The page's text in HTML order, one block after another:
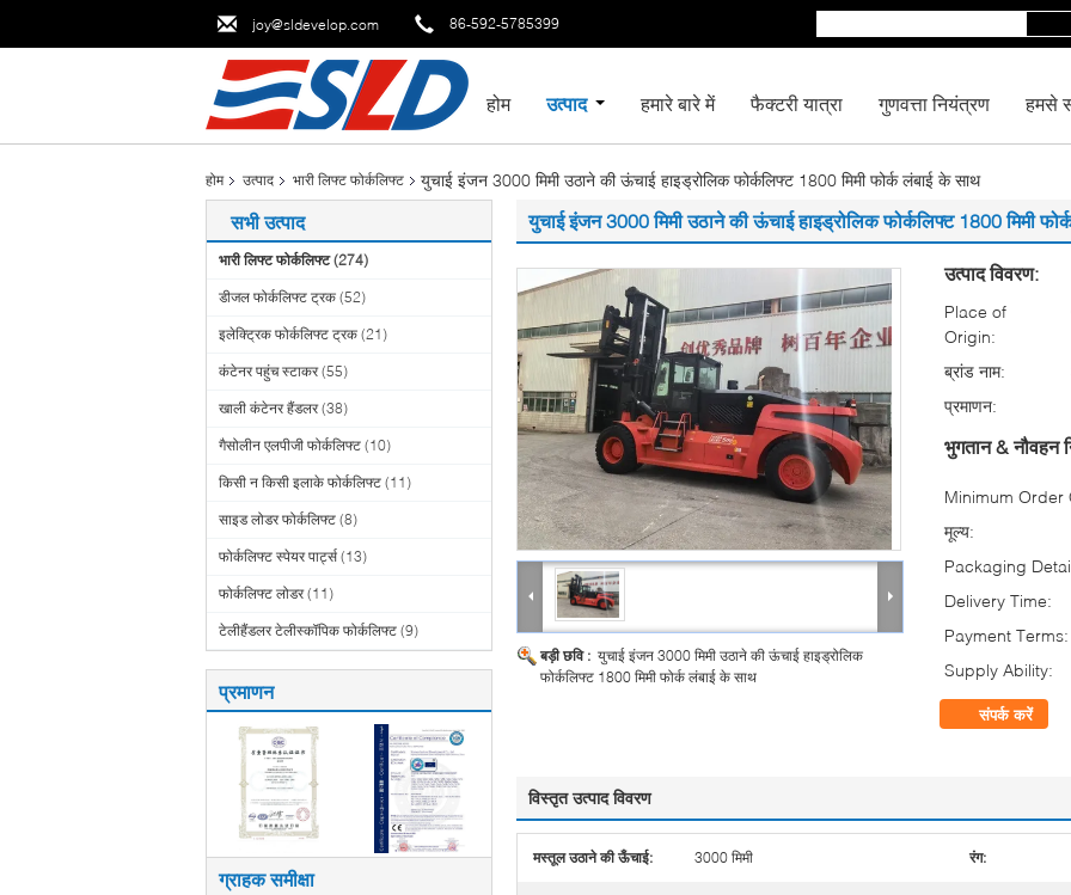
joy@sldevelop.com 86-592-5785399
होम उत्पाद हमारे बारे में फैक्टरी यात्रा गुणवत्ता नियंत्रण हमसे
होम उत्पाद भारी लिफ्ट फोर्कलिफ्ट युचाई इंजन 3000 मिमी उठाने की ऊंचाई हाइड्रोलिक फोर्कलिफ्ट 1800 मिमी फोर्क लंबाई के साथ
सभी उत्पाद
भारी लिफ्ट फोर्कलिफ्ट (274)
डीजल फोर्कलिफ्ट ट्रक (52)
इलेक्ट्रिक फोर्कलिफ्ट ट्रक (21)
कंटेनर पहुंच स्टाकर (55)
खाली कंटेनर हैंडलर (38)
गैसोलीन एलपीजी फोर्कलिफ्ट (10)
किसी न किसी इलाके फोर्कलिफ्ट (11)
साइड लोडर फोर्कलिफ्ट (8)
फोर्कलिफ्ट स्पेयर पार्ट्स (13)
फोर्कलिफ्ट लोडर (11)
टेलीहैंडलर टेलीस्कॉपिक फोर्कलिफ्ट (9)
प्रमाणन
ग्राहक समीक्षा
युचाई इंजन 3000 मिमी उठाने की ऊंचाई हाइड्रोलिक फोर्कलिफ्ट 1800 मिमी
बड़ी छवि : युचाई इंजन 3000 मिमी उठाने की ऊंचाई हाइड्रोलिक
फोर्कलिफ्ट 1800 मिमी फोर्क लंबाई के साथ
उत्पाद विवरण:
Place of
Origin:
ब्रांड नाम:
प्रमाणन:
भुगतान & नौवहन
Minimum Order
मूल्य:
Packaging
Delivery Time:
Payment Terms:
Supply Ability:
संपर्क करें
विस्तृत उत्पाद विवरण
मस्तूल उठाने की ऊँचाई: 3000 मिमी रंग: